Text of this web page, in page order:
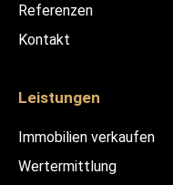
Referenzen
Kontakt
Leistungen
Immobilien verkaufen
Wertermittlung